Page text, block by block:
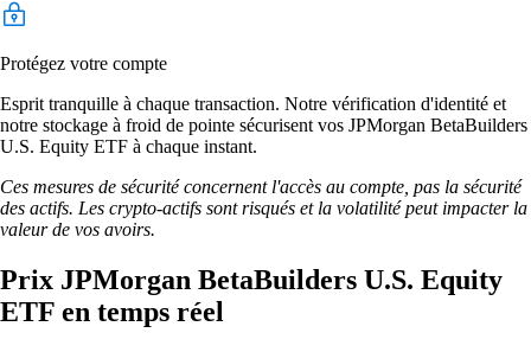
Protégez votre compte
Esprit tranquille à chaque transaction. Notre vérification d'identité et
notre stockage à froid de pointe sécurisent vos JPMorgan BetaBuilders
U.S. Equity ETF à chaque instant.
Ces mesures de sécurité concernent l'accès au compte, pas la sécurité
des actifs. Les crypto-actifs sont risqués et la volatilité peut impacter la
valeur de vos avoirs.
Prix JPMorgan BetaBuilders U.S. Equity
ETF en temps réel